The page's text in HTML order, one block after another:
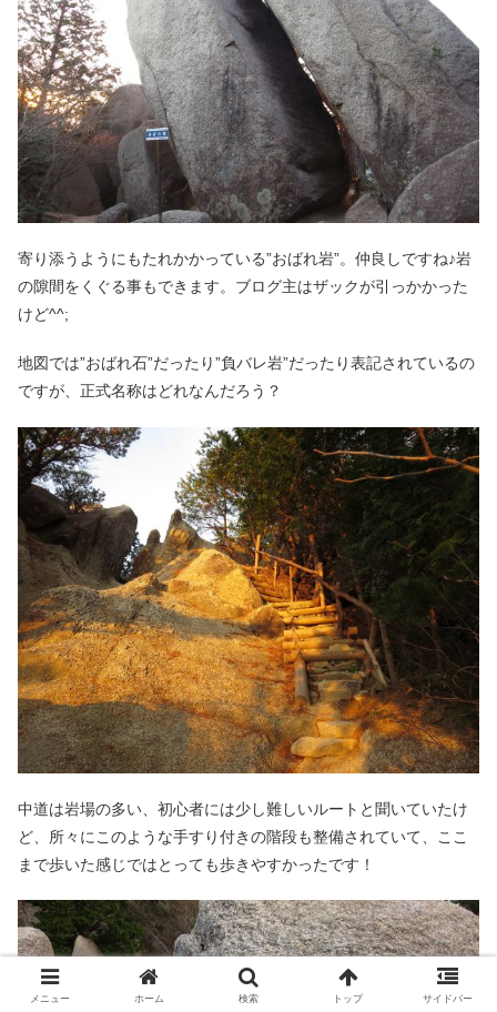
寄り添うようにもたれかかっている”おばれ岩”。仲良しですね♪岩
の隙間をくぐる事もできます。ブログ主はザックが引っかかった
けど^^;
地図では”おばれ石”だったり”負バレ岩”だったり表記されているの
ですが、正式名称はどれなんだろう？
中道は岩場の多い、初心者には少し難しいルートと聞いていたけ
ど、所々にこのような手すり付きの階段も整備されていて、ここ
まで歩いた感じではとっても歩きやすかったです！
メニュー ホーム 検索 トップ サイドバー